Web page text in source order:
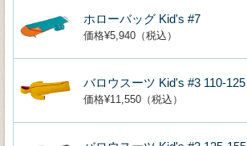
ホローバッグ Kid's #7
価格¥5,940（税込）
バロウスーツ Kid's #3 110-125
価格¥11,550（税込）